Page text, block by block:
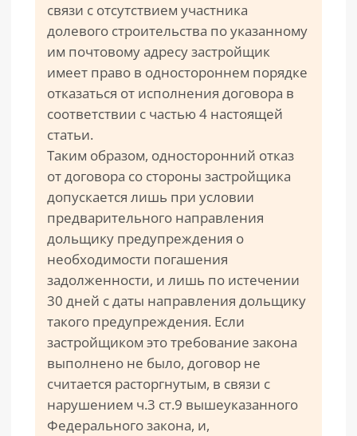
связи с отсутствием участника
долевого строительства по указанному
им почтовому адресу застройщик
имеет право в одностороннем порядке
отказаться от исполнения договора в
соответствии с частью 4 настоящей
статьи.
Таким образом, односторонний отказ
от договора со стороны застройщика
допускается лишь при условии
предварительного направления
дольщику предупреждения о
необходимости погашения
задолженности, и лишь по истечении
30 дней с даты направления дольщику
такого предупреждения. Если
застройщиком это требование закона
выполнено не было, договор не
считается расторгнутым, в связи с
нарушением ч.3 ст.9 вышеуказанного
Федерального закона, и,